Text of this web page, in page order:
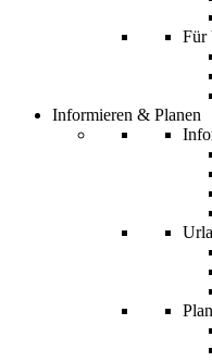
Für
Informieren & Planen